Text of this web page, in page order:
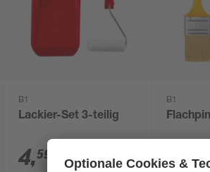
B1
Lackier-Set 3-teilig
4,59
B1
5, €